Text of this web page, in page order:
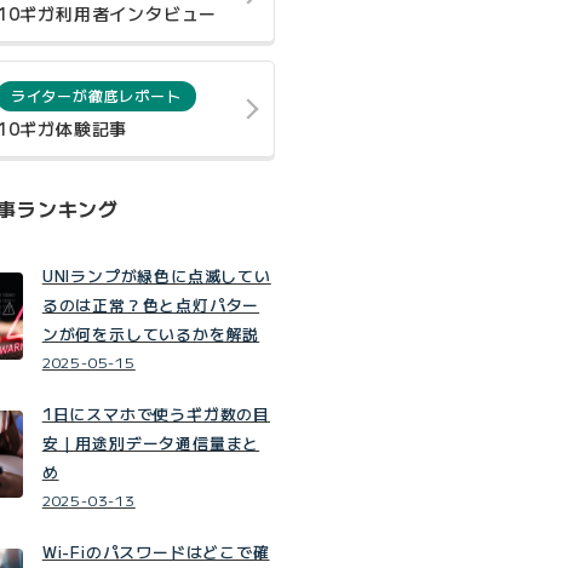
ギガ利用者インタビュー
ライターが徹底レポート
ギガ体験記事
ランキング
UNIランプが緑色に点滅してい
るのは正常？色と点灯パター
ンが何を示しているかを解説
2025-05-15
1日にスマホで使うギガ数の目
安｜用途別データ通信量まと
め
2025-03-13
Wi-Fiのパスワードはどこで確